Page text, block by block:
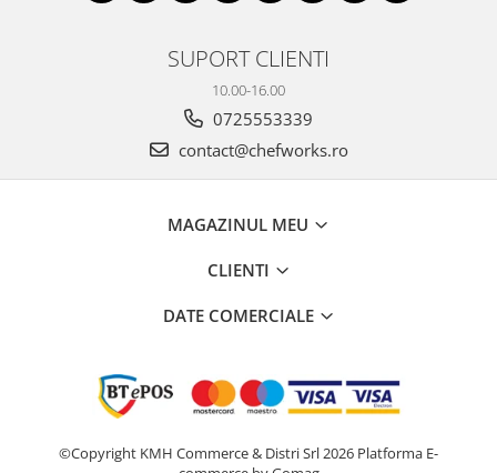
SUPORT CLIENTI
10.00-16.00
0725553339
contact@chefworks.ro
MAGAZINUL MEU
CLIENTI
DATE COMERCIALE
©Copyright KMH Commerce & Distri Srl 2026 Platforma E-